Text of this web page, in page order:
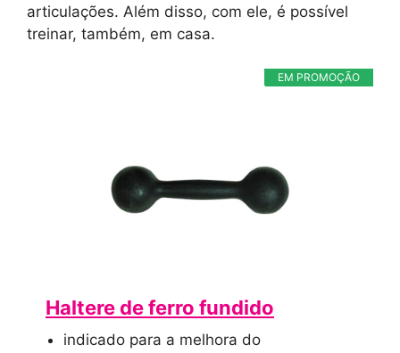
articulações. Além disso, com ele, é possível
treinar, também, em casa.
EM PROMOÇÃO
Haltere de ferro fundido
indicado para a melhora do